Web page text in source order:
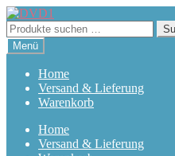
Zur
Navigation
springen
Zum
Inhalt
springen
Suchen
nach:
Menü
Home
Versand & Lieferung
Warenkorb
Home
Versand & Lieferung